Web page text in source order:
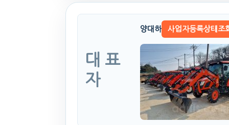
대 표
자
양대하 사업자등록상태조